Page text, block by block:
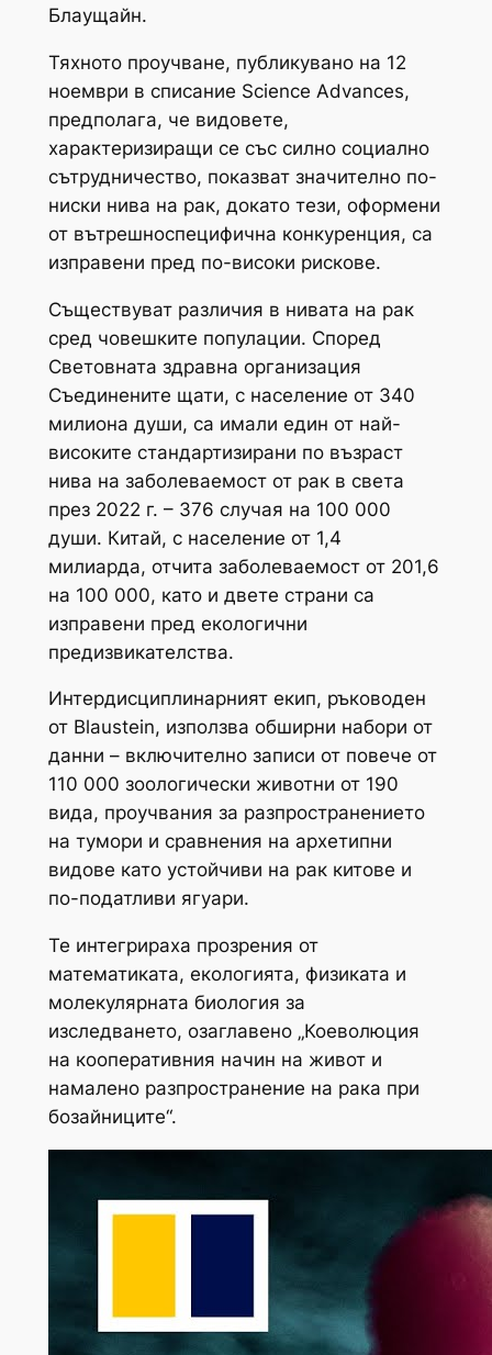
Блаущайн.
Тяхното проучване, публикувано на 12
ноември в списание Science Advances,
предполага, че видовете,
характеризиращи се със силно социално
сътрудничество, показват значително по-
ниски нива на рак, докато тези, оформени
от вътрешноспецифична конкуренция, са
изправени пред по-високи рискове.
Съществуват различия в нивата на рак
сред човешките популации. Според
Световната здравна организация
Съединените щати, с население от 340
милиона души, са имали един от най-
високите стандартизирани по възраст
нива на заболеваемост от рак в света
през 2022 г. – 376 случая на 100 000
души. Китай, с население от 1,4
милиарда, отчита заболеваемост от 201,6
на 100 000, като и двете страни са
изправени пред екологични
предизвикателства.
Интердисциплинарният екип, ръководен
от Blaustein, използва обширни набори от
данни – включително записи от повече от
110 000 зоологически животни от 190
вида, проучвания за разпространението
на тумори и сравнения на архетипни
видове като устойчиви на рак китове и
по-податливи ягуари.
Те интегрираха прозрения от
математиката, екологията, физиката и
молекулярната биология за
изследването, озаглавено „Коеволюция
на кооперативния начин на живот и
намалено разпространение на рака при
бозайниците“.